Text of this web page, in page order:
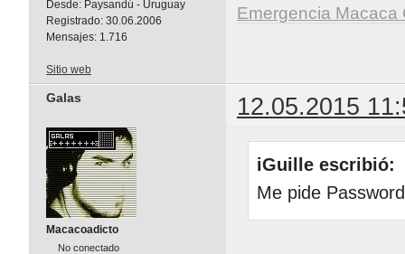
Desde: Paysandú - Uruguay
Registrado: 30.06.2006
Mensajes: 1.716
Emergencia Macaca
Sitio web
Galas 12.05.2015
Macacoadicto
No conectado
iGuille escribió:
Me pide